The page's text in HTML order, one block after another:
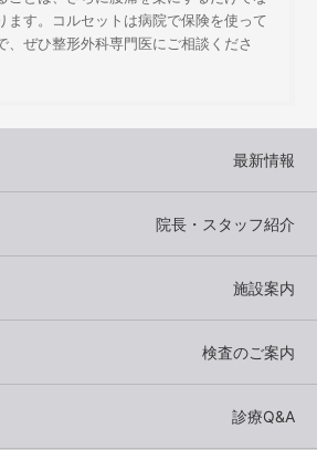
ます。コルセットは病院で保険を使って
、ぜひ整形外科専門医にご相談くださ
最新情報
院長・スタッフ紹介
施設案内
検査のご案内
診療Q&A